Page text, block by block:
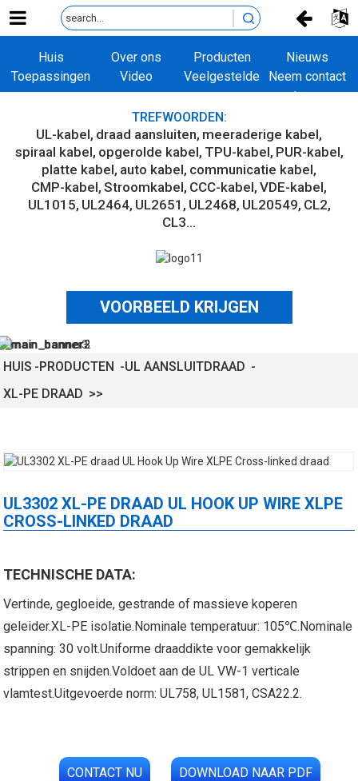
Huis Over ons Producten
Nieuws
Toepassingen
Video
Veelgestelde
vragen
Neem contact
met ons op
TREFWOORDEN:
UL-kabel draad aansluiten meeraderige kabel
spiraal kabel opgerolde kabel TPU-kabel PUR-kabel
platte kabel auto kabel communicatie kabel
CMP-kabel Stroomkabel CCC-kabel VDE-kabel
UL1015 UL2464 UL2651 UL2468 UL20549 CL2
CL3...
VOORBEELD KRIJGEN
HUIS PRODUCTEN
UL AANSLUITDRAAD
XL-PE DRAAD
UL3302 XL-PE DRAAD UL HOOK UP WIRE XLPE
CROSS-LINKED DRAAD
TECHNISCHE DATA:
Vertinde, gegloeide, gestrande of massieve koperen
geleider.XL-PE isolatie.Nominale temperatuur: 105℃.Nominale
spanning: 30 volt.Uniforme draaddikte voor gemakkelijk
strippen en snijden.Voldoet aan de UL VW-1 verticale
vlamtest.Uitgevoerde norm: UL758, UL1581, CSA22.2.
CONTACT NU DOWNLOAD NAAR PDF
beklede kabel XL-PE
al...
UL21452 Laagspanning elektrische
kabelmantel...